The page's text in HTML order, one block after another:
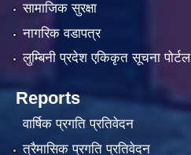
सामाजिक सुरक्षा
नागरिक वडापत्र
लुम्बिनी प्रदेश एकिकृत सूचना पाेर्टल
Reports
वार्षिक प्रगति प्रतिवेदन
त्रैमासिक प्रगति प्रतिवेदन